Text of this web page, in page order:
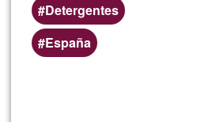
Detergentes
España